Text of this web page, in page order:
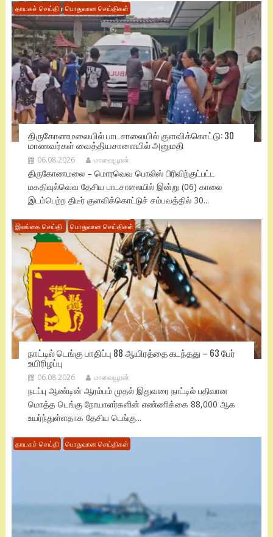
தாயகச் செய்தி பொதுவான செய்திகள்
திருகோணமலையில் பாடசாலையில் குளவிக்கொட்டு: 30
மாணவர்கள் வைத்தியசாலையில் அனுமதி
06.08.2026 மாவையூரன்
திருகோணமலை – மொரவெவ பொலிஸ் பிரிவிற்குட்பட்ட
மகதிவுல்வெவ தேசிய பாடசாலையில் இன்று (06) காலை
இடம்பெற்ற திடீர் குளவிக்கொட்டுச் சம்பவத்தில் 30...
இலங்கை செய்தி. பொதுவான செய்திகள்
நாட்டில் டெங்கு பாதிப்பு 88 ஆயிரத்தை கடந்தது – 63 பேர்
உயிரிழப்பு
06.08.2026 மாவையூரன்
நடப்பு ஆண்டின் ஆரம்பம் முதல் இதுவரை நாட்டில் பதிவான
மொத்த டெங்கு நோயாளர்களின் எண்ணிக்கை 88,000 ஆக
உயர்ந்துள்ளதாக தேசிய டெங்கு...
தாயகச் செய்தி பொதுவான செய்திகள்